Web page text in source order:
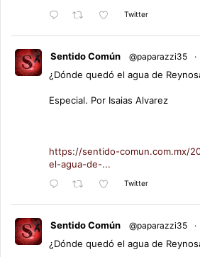
Twitter
Sentido Común @paparazzi35 ·
¿Dónde quedó el agua de
Especial. Por Isaias Alvarez
https://sentido-comun.com.mx/
el-agua-de-...
Twitter
Sentido Común @paparazzi35 ·
¿Dónde quedó el agua de